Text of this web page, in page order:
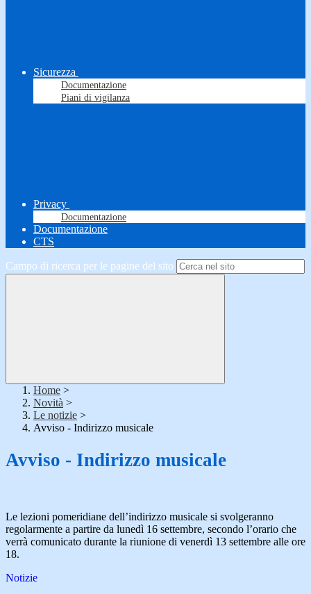
Sicurezza
Documentazione
Piani di vigilanza
Privacy
Documentazione
Documentazione
CTS
Campo di ricerca per le pagine del sito
Home >
Novità >
Le notizie >
Avviso - Indirizzo musicale
Avviso - Indirizzo musicale
Le lezioni pomeridiane dell’indirizzo musicale si svolgeranno
regolarmente a partire da lunedì 16 settembre, secondo l’orario che
verrà comunicato durante la riunione di venerdì 13 settembre alle ore
18.
Notizie